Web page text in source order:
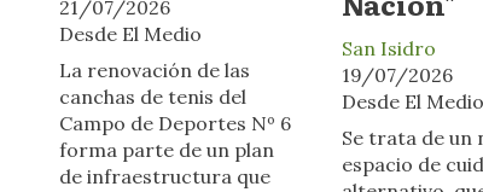
Desde El Medio
21/07/2026
La renovación de las
canchas de tenis del
Campo de Deportes Nº 6
forma parte de un plan
de infraestructura que
Desde El Medio
San Isidro
19/07/2026
Se trata de un
espacio de